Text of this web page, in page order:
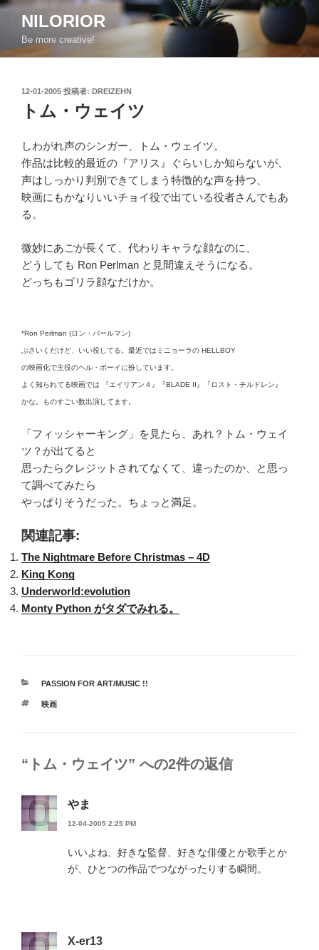
コ
ン
NILORIOR
Be more creative!
投
稿
12-01-2005 投稿者: DREIZEHN
トム・ウェイツ
しわがれ声のシンガー、トム・ウェイツ。
作品は比較的最近の『アリス』ぐらいしか知らないが、
声はしっかり判別できてしまう特徴的な声を持つ、
映画にもかなりいいチョイ役で出ている役者さんでもあ
る。
微妙にあごが長くて、代わりキャラな顔なのに、
どうしても Ron Perlman と見間違えそうになる。
どっちもゴリラ顔なだけか。
*Ron Perlman (ロン・パールマン)
ぶさいくだけど、いい役してる。最近ではミニョーラの HELLBOY
の映画化で主役のヘル・ボーイに扮しています。
よく知られてる映画では 『エイリアン４』『BLADE II』『ロスト・チルドレン』
かな。ものすごい数出演してます。
「フィッシャーキング」を見たら、あれ？トム・ウェイ
ツ？が出てると
思ったらクレジットされてなくて、違ったのか、と思っ
て調べてみたら
やっぱりそうだった。ちょっと満足。
関連記事:
The Nightmare Before Christmas – 4D
King Kong
Underworld:evolution
Monty Python がタダでみれる。
カ
ゴ
PASSION FOR ART/MUSIC !!
タ
映画
“トム・ウェイツ” への2件の返信
やま
12-04-2005 2:25 PM
いいよね、好きな監督、好きな俳優とか歌手とか
が、ひとつの作品でつながったりする瞬間。
X-er13